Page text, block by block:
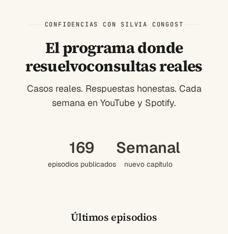
CONFIDENCIAS CON SILVIA CONGOST
El programa donde
resuelvoconsultas reales
Casos reales. Respuestas honestas. Cada
semana en YouTube y Spotify.
169
episodios publicados
Semanal
nuevo capítulo
Últimos episodios